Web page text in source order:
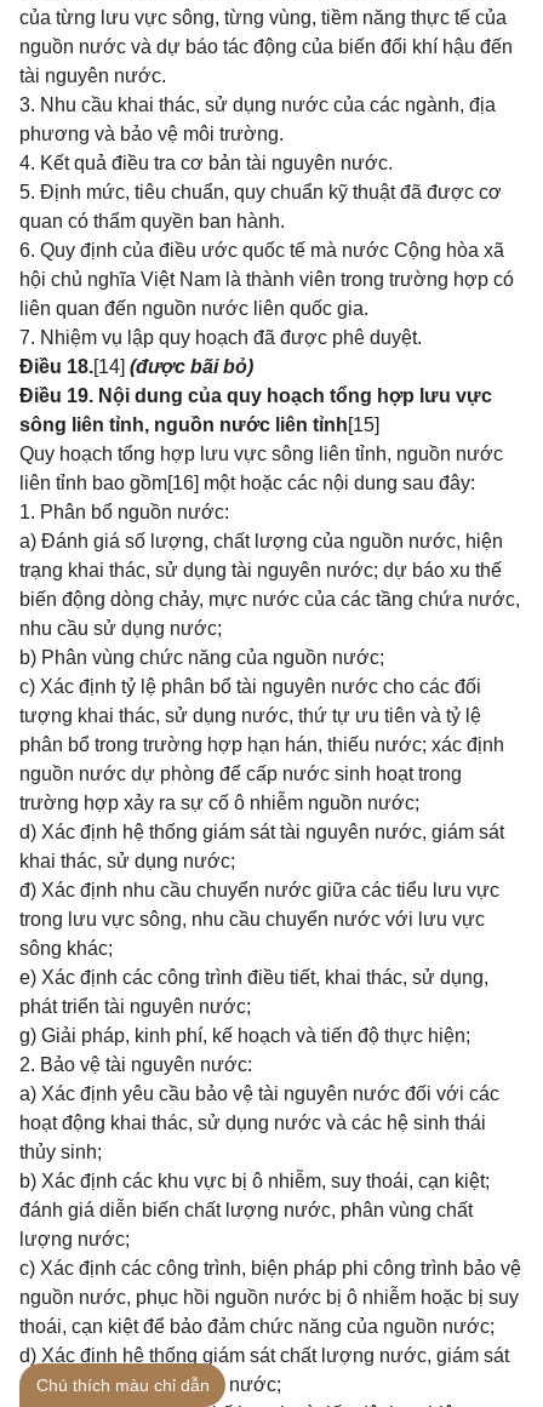
của từng lưu vực sông, từng vùng, tiềm năng thực tế của
nguồn nước và dự báo tác động của biến đổi khí hậu đến
tài nguyên nước.
3. Nhu cầu khai thác, sử dụng nước của các ngành, địa
phương và bảo vệ môi trường.
4. Kết quả điều tra cơ bản tài nguyên nước.
5. Định mức, tiêu chuẩn, quy chuẩn kỹ thuật đã được cơ
quan có thẩm quyền ban hành.
6. Quy định của điều ước quốc tế mà nước Cộng hòa xã
hội chủ nghĩa Việt Nam là thành viên trong trường hợp có
liên quan đến nguồn nước liên quốc gia.
7. Nhiệm vụ lập quy hoạch đã được phê duyệt.
Điều 18.[14] (được bãi bỏ)
Điều 19. Nội dung của quy hoạch tổng hợp lưu vực
sông liên tỉnh, nguồn nước liên tỉnh[15]
Quy hoạch tổng hợp lưu vực sông liên tỉnh, nguồn nước
liên tỉnh bao gồm[16] một hoặc các nội dung sau đây:
1. Phân bổ nguồn nước:
a) Đánh giá số lượng, chất lượng của nguồn nước, hiện
trạng khai thác, sử dụng tài nguyên nước; dự báo xu thế
biến động dòng chảy, mực nước của các tầng chứa nước,
nhu cầu sử dụng nước;
b) Phân vùng chức năng của nguồn nước;
c) Xác định tỷ lệ phân bổ tài nguyên nước cho các đối
tượng khai thác, sử dụng nước, thứ tự ưu tiên và tỷ lệ
phân bổ trong trường hợp hạn hán, thiếu nước; xác định
nguồn nước dự phòng để cấp nước sinh hoạt trong
trường hợp xảy ra sự cố ô nhiễm nguồn nước;
d) Xác định hệ thống giám sát tài nguyên nước, giám sát
khai thác, sử dụng nước;
đ) Xác định nhu cầu chuyển nước giữa các tiểu lưu vực
trong lưu vực sông, nhu cầu chuyển nước với lưu vực
sông khác;
e) Xác định các công trình điều tiết, khai thác, sử dụng,
phát triển tài nguyên nước;
g) Giải pháp, kinh phí, kế hoạch và tiến độ thực hiện;
2. Bảo vệ tài nguyên nước:
a) Xác định yêu cầu bảo vệ tài nguyên nước đối với các
hoạt động khai thác, sử dụng nước và các hệ sinh thái
thủy sinh;
b) Xác định các khu vực bị ô nhiễm, suy thoái, cạn kiệt;
đánh giá diễn biến chất lượng nước, phân vùng chất
lượng nước;
c) Xác định các công trình, biện pháp phi công trình bảo vệ
nguồn nước, phục hồi nguồn nước bị ô nhiễm hoặc bị suy
thoái, cạn kiệt để bảo đảm chức năng của nguồn nước;
d) Xác định hệ thống giám sát chất lượng nước, giám sát
xả nước thải vào nguồn nước;
Chú thích màu chỉ dẫn